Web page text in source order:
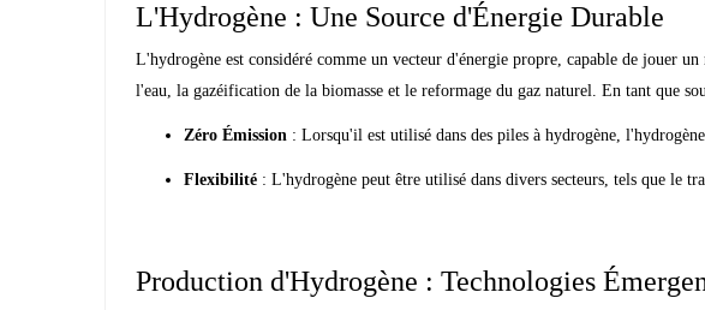
L'Hydrogène : Une Source d'Énergie Durable
L'hydrogène est considéré comme un vecteur d'énergie propre, capable de jouer
l'eau, la gazéification de la biomasse et le reformage du gaz naturel. En tant que
Zéro Émission : Lorsqu'il est utilisé dans des piles à hydrogène,
Flexibilité : L'hydrogène peut être utilisé dans divers secteurs, tels que le
Production d'Hydrogène : Technologies